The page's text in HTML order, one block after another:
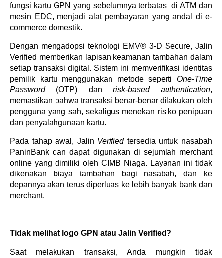
fungsi kartu GPN yang sebelumnya terbatas di ATM dan
mesin EDC, menjadi alat pembayaran yang andal di e-
commerce domestik.
Dengan mengadopsi teknologi EMV® 3-D Secure, Jalin
Verified memberikan lapisan keamanan tambahan dalam
setiap transaksi digital. Sistem ini memverifikasi identitas
pemilik kartu menggunakan metode seperti One-Time
Password(OTP) dan risk-based authentication,
memastikan bahwa transaksi benar-benar dilakukan oleh
pengguna yang sah, sekaligus menekan risiko penipuan
dan penyalahgunaan kartu.
Pada tahap awal, Jalin Verifiedtersedia untuk nasabah
PaninBank dan dapat digunakan di sejumlah merchant
online yang dimiliki oleh CIMB Niaga. Layanan ini tidak
dikenakan biaya tambahan bagi nasabah, dan ke
depannya akan terus diperluas ke lebih banyak bank dan
merchant.
Tidak melihat logo GPN atau Jalin Verified?
Saat melakukan transaksi, Anda mungkin tidak